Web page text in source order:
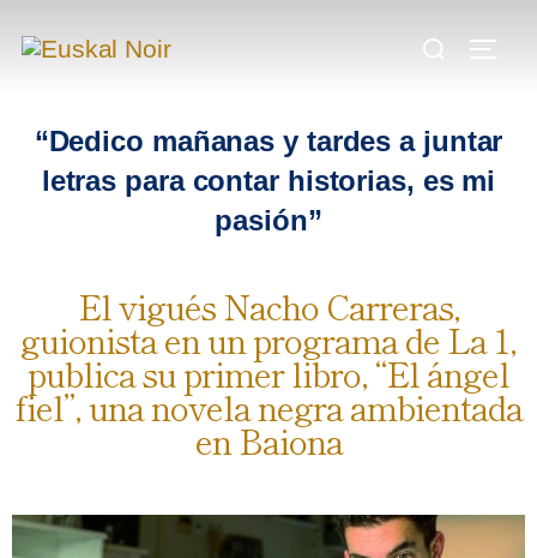
“Dedico mañanas y tardes a juntar
letras para contar historias, es mi
pasión”
El vigués Nacho Carreras,
guionista en un programa de La 1,
publica su primer libro, “El ángel
fiel”, una novela negra ambientada
en Baiona